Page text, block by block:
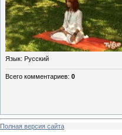
Язык: Русский
Всего комментариев: 0
Полная версия сайта